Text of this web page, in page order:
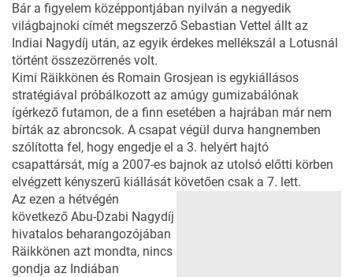
Bár a figyelem középpontjában nyilván a negyedik
világbajnoki címét megszerző Sebastian Vettel állt az
Indiai Nagydíj után, az egyik érdekes mellékszál a Lotusnál
történt összezörrenés volt.
Kimi Räikkönen és Romain Grosjean is egykiállásos
stratégiával próbálkozott az amúgy gumizabálónak
ígérkező futamon, de a finn esetében a hajrában már nem
bírták az abroncsok. A csapat végül durva hangnemben
szólította fel, hogy engedje el a 3. helyért hajtó
csapattársát, míg a 2007-es bajnok az utolsó előtti körben
elvégzett kényszerű kiállását követően csak a 7. lett.
Az ezen a hétvégén
következő Abu-Dzabi Nagydíj
hivatalos beharangozójában
Räikkönen azt mondta, nincs
gondja az Indiában